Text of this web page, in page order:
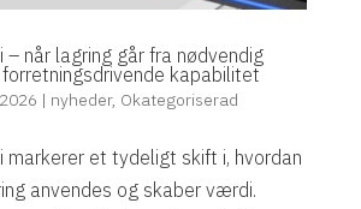
– når lagring går fra nødvendig
kapabilitet
| nyheder, Okategoriserad
markerer et tydeligt skift i, hvordan
anvendes og skaber værdi.